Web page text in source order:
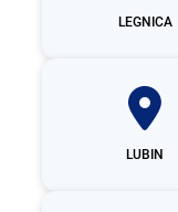
LEGNICA
LUBIN